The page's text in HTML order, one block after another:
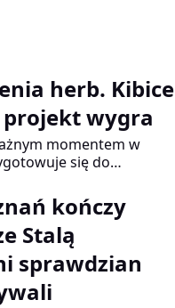
herb. Kibice
wygra
momentem w
się do
Do wyboru kibiców
nad którymi
Advertising wspólnie
Co istotne,
od fanów, którzy
kończy
Stalą
sprawdzian